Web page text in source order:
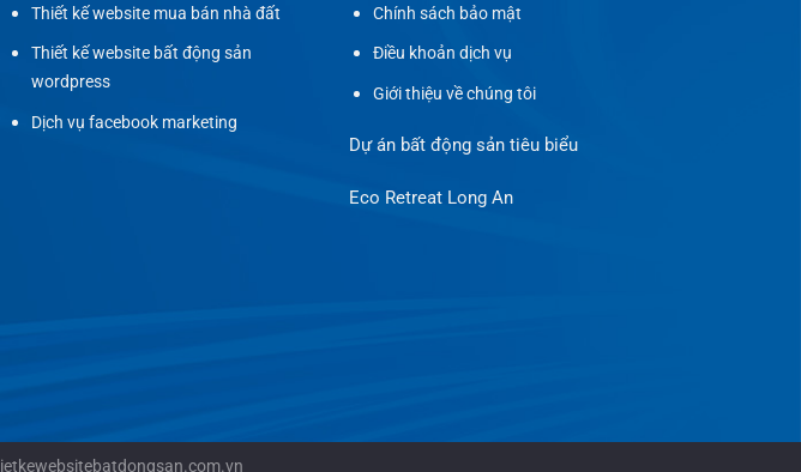
Thiết kế website mua bán nhà đất
Thiết kế website bất động sản
wordpress
Dịch vụ facebook marketing
Chính sách bảo mật
Điều khoản dịch vụ
Giới thiệu về chúng tôi
Dự án bất động sản tiêu biểu
Eco Retreat Long An